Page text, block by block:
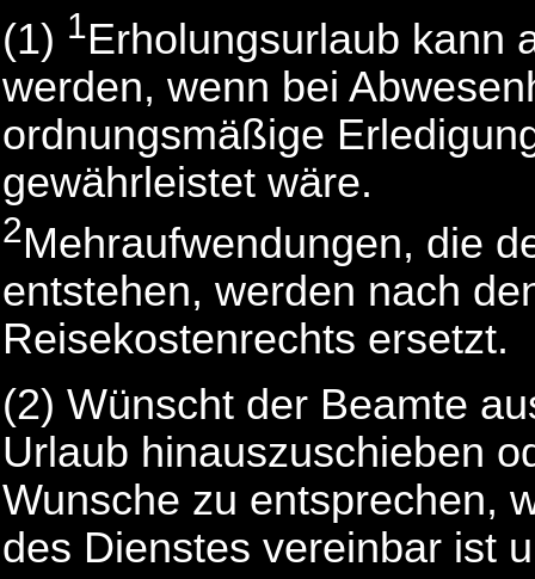
(1) 1Erholungsurlaub kann
werden, wenn bei
ordnungsmäßige
gewährleistet wäre.
2Mehraufwendungen, die
entstehen, werden nach
Reisekostenrechts ersetzt.
(2) Wünscht der Beamte
Urlaub hinauszuschieben
Wunsche zu entsprechen,
des Dienstes vereinbar ist